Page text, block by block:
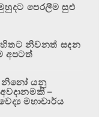
පෙරලීම සුළු
නිවනත් සදන
අපටත්
නිනෝ යනු
–
මහාචාර්ය